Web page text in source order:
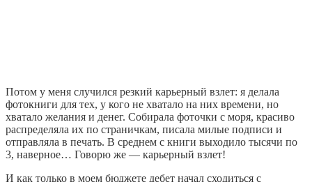
Потом у меня случился резкий карьерный взлет: я делала
фотокниги для тех, у кого не хватало на них времени, но
хватало желания и денег. Собирала фоточки с моря, красиво
распределяла их по страничкам, писала милые подписи и
отправляла в печать. В среднем с книги выходило тысячи по
3, наверное… Говорю же — карьерный взлет!
И как только в моем бюджете дебет начал сходиться с